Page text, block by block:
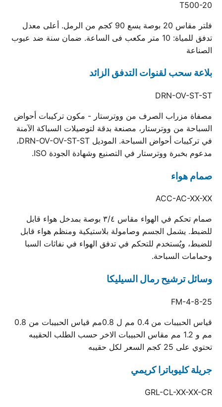
T500-20
فلتر مقاس 20 بوصة يسع 90 كجم من الرمل. أعلى معدل
تدفق للمياة: 10 متر مكعب فى الساعة. ضمان سنة ضد عيوب
الصناعة
بلاعة سحب لقنوات التدفق الزائد
DRN-OV-ST-ST
مصفاة مزراب الصرف من ووترستار - مكون تركيبات أحواض
السباحة من ووترستار، مصنعة بدقة لتوصيلات السباكة الآمنة
في تركيبات أحواض السباحة. الموديل DRN-OV-OV-ST-ST،
مدعوم بخبرة ووترستار في التصنيع وشهادة الجودة ISO.
صمام هواء
ACC-AC-XX-XX
صمام تحكم في الهواء مقاس ٣/٤ بوصة بمدخل هواء قابل
للضبط. يشمل الجسم وصامولة بلاستيكية ومنظم هواء قابل
للضبط، ويُستخدم للتحكم في تدفق الهواء في نفاثات السبا
وحمامات السباحة.
وسائل ترشيح رمال السيليكا
FM-4-8-25
قياس الحبيبات من 0.4 مم ل 0.8مم قياس الحبيبات من 0.8
مم و 1.2 مم مقاس الحبيبات الاخر حسب الطلب الحقيبه
تحتوي على 25 كجم السعر لكل حقيبه
جريلة كليوباترا كريمي
GRL-CL-XX-XX-CR